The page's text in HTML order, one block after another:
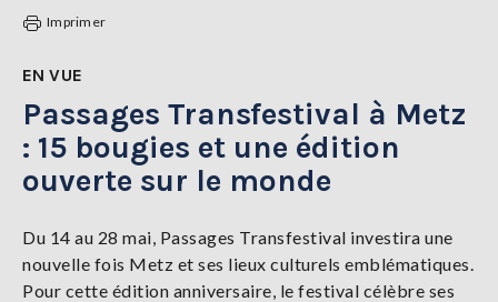
RÉGIONS
TENDANCES
SERVICES
LA
Se
Imprimer
EN VUE
Passages Transfestival à Metz
: 15 bougies et une édition
ouverte sur le monde
Du 14 au 28 mai, Passages Transfestival investira une
nouvelle fois Metz et ses lieux culturels emblématiques.
Pour cette édition anniversaire, le festival célèbre ses